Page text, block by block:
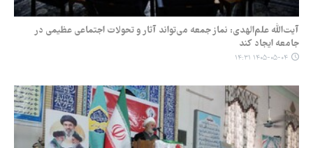
آیت‌الله علم‌الهدی: نماز جمعه می‌تواند آثار و تحولات اجتماعی عظیمی در
جامعه ایجاد کند
۱۴۰۵-۰۵-۰۴ ۱۴:۳۱